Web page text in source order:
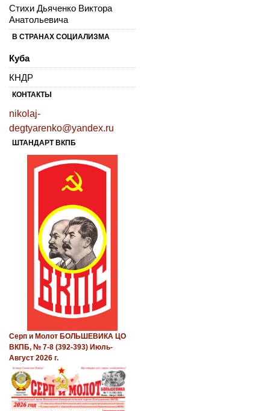
Стихи Дьяченко Виктора
Анатольевича
В СТРАНАХ СОЦИАЛИЗМА
Куба
КНДР
КОНТАКТЫ
nikolaj-
degtyarenko@yandex.ru
ШТАНДАРТ ВКПБ
Серп и Молот БОЛЬШЕВИКА ЦО
ВКПБ, № 7-8 (392-393) Июль-
Август 2026 г.